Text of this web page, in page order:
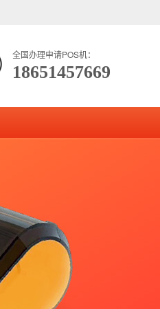
全国办理申请POS机：
18651457669